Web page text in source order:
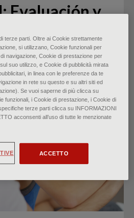
Evaluación y
Raimot A. Olanrewaju, Dr.ssa
terze parti. Oltre ai Cookie strettamente
si utilizzano, Cookie funzionali per
navigazione, Cookie di prestazione per
suo utilizzo, e Cookie di pubblicità mirata
in linea con le preferenze da te
in rete su questo e su altri siti ed
Se vuoi saperne di più clicca su
funzionali, i Cookie di prestazione, i Cookie di
terze parti clicca su INFORMAZIONI
acconsenti all’uso di tutte le menzionate
ACCETTO